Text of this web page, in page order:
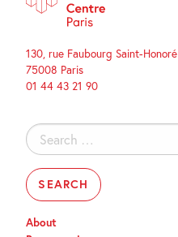
130, rue Faubourg Saint-Honoré
75008 Paris
01 44 43 21 90
Search
for:
About